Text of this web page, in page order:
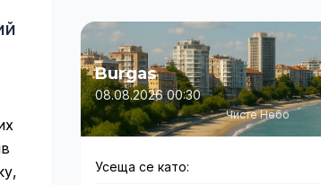
Burgas
08.08.2026 00:30
Чисте Небо
Усеща се като: